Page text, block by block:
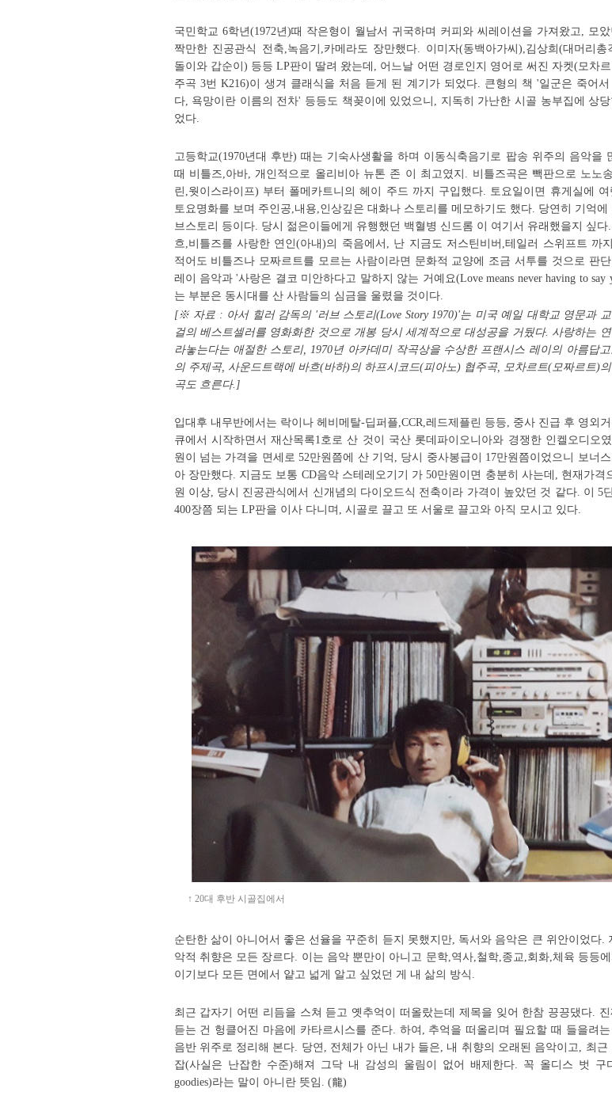
국민학교 6학년(1972년)때 작은형이 월남서 귀국하며 커피와 씨레이션을 가져왔고, 모
짝만한 진공관식 전축,녹음기,카메라도 장만했다. 이미자(동백아가씨),김상희(대머리총
돌이와 갑순이) 등등 LP판이 딸려 왔는데, 어느날 어떤 경로인지 영어로 써진 자켓(모차
주곡 3번 K216)이 생겨 클래식을 처음 듣게 된 계기가 되었다. 큰형의 책 '일군은 죽어
다, 욕망이란 이름의 전차' 등등도 책꽂이에 있었으니, 지독히 가난한 시골 농부집에 상
었다.
고등학교(1970년대 후반) 때는 기숙사생활을 하며 이동식축음기로 팝송 위주의 음악을
때 비틀즈,아바, 개인적으로 올리비아 뉴톤 존 이 최고였지. 비틀즈곡은 빽판으로 노노
린,웟이스라이프) 부터 폴메카트니의 헤이 주드 까지 구입했다. 토요일이면 휴게실에 여
토요명화를 보며 주인공,내용,인상깊은 대화나 스토리를 메모하기도 했다. 당연히 기억에
브스토리 등이다. 당시 젊은이들에게 유행했던 백혈병 신드롬 이 여기서 유래했을지 싶다
흐,비틀즈를 사랑한 연인(아내)의 죽음에서, 난 지금도 저스틴비버,테일러 스위프트 까
적어도 비틀즈나 모짜르트를 모르는 사람이라면 문화적 교양에 조금 서투를 것으로 판
레이 음악과 '사랑은 결코 미안하다고 말하지 않는 거예요(Love means never having to say
는 부분은 동시대를 산 사람들의 심금을 울렸을 것이다.
[※ 자료 : 아서 힐러 감독의 '러브 스토리(Love Story 1970)'는 미국 예일 대학교 영문과
걸의 베스트셀러를 영화화한 것으로 개봉 당시 세계적으로 대성공을 거뒀다. 사랑하는
라놓는다는 애절한 스토리, 1970년 아카데미 작곡상을 수상한 프랜시스 레이의 아름답
의 주제곡, 사운드트랙에 바흐(바하)의 하프시코드(피아노) 협주곡, 모차르트(모짜르트)
곡도 흐른다.]
입대후 내무반에서는 락이나 헤비메탈-딥퍼플,CCR,레드제플린 등등, 중사 진급 후 영외
큐에서 시작하면서 재산목록1호로 산 것이 국산 롯데파이오니아와 경쟁한 인켈오디오
원이 넘는 가격을 면세로 52만원쯤에 산 기억, 당시 중사봉급이 17만원쯤이었으니 보너
아 장만했다. 지금도 보통 CD음악 스테레오기기 가 50만원이면 충분히 사는데, 현재가격
원 이상, 당시 진공관식에서 신개념의 다이오드식 전축이라 가격이 높았던 것 같다. 이 5
400장쯤 되는 LP판을 이사 다니며, 시골로 끌고 또 서울로 끌고와 아직 모시고 있다.
↑ 20대 후반 시골집에서
순탄한 삶이 아니어서 좋은 선율을 꾸준히 듣지 못했지만, 독서와 음악은 큰 위안이었다.
악적 취향은 모든 장르다. 이는 음악 뿐만이 아니고 문학,역사,철학,종교,회화,체육 등등
이기보다 모든 면에서 얕고 넓게 알고 싶었던 게 내 삶의 방식.
최근 갑자기 어떤 리듬을 스쳐 듣고 옛추억이 떠올랐는데 제목을 잊어 한참 끙끙댔다.
듣는 건 헝클어진 마음에 카타르시스를 준다. 하여, 추억을 떠올리며 필요할 때 들을려
음반 위주로 정리해 본다. 당연, 전체가 아닌 내가 들은, 내 취향의 오래된 음악이고, 최근
잡(사실은 난잡한 수준)해져 그닥 내 감성의 울림이 없어 배제한다. 꼭 올디스 벗 구
goodies)라는 말이 아니란 뜻임. (龍)